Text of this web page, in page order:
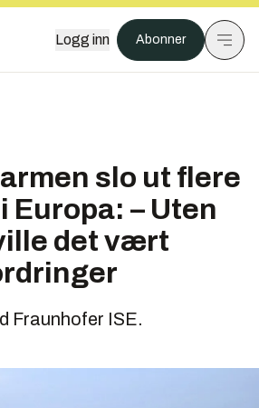
Logg inn Abonner
slo ut flere
Europa: – Uten
det vært
Fraunhofer ISE.